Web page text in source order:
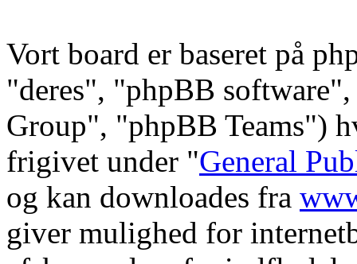
Vort board er baseret på
"deres", "phpBB
Group", "phpBB Teams")
frigivet under "General
og kan downloades fra
giver mulighed for